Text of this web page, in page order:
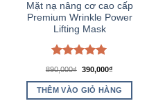
Mặt nạ nâng cơ cao cấp
Premium Wrinkle Power
Lifting Mask
Được xếp
hạng
5.00
5 sao
890,000₫ Giá
là:
890,000₫.
390,000₫
tại
là:
THÊM VÀO GIỎ HÀNG